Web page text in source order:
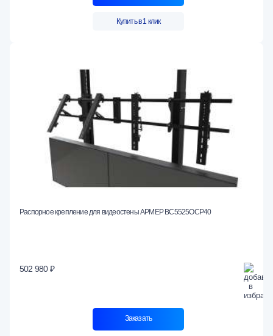
Купить в 1 клик
Распорное крепление для видеостены АРМЕР ВС5525ОСР40
502 980 ₽
Заказать